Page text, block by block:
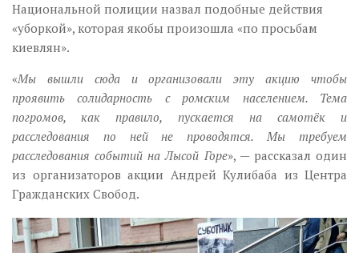
Национальной полиции назвал подобные действия
«уборкой», которая якобы произошла «по просьбам
киевлян».
«Мы вышли сюда и организовали эту акцию чтобы
проявить солидарность с ромским населением. Тема
погромов, как правило, пускается на самотёк и
расследования по ней не проводятся. Мы требуем
расследования событий на Лысой Горе», —рассказал один
из организаторов акции Андрей Кулибаба из Центра
Гражданских Свобод.